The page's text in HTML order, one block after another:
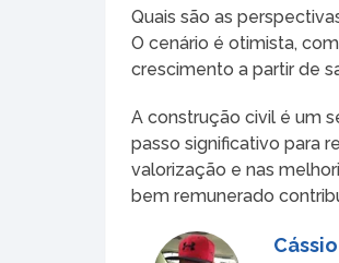
Quais são as
O cenário é otimista,
crescimento a partir de
A construção civil é um
passo significativo para
valorização e nas
bem remunerado